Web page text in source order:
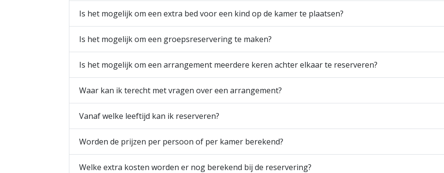
Is het mogelijk om een extra bed voor een kind op de kamer te plaatsen?
Is het mogelijk om een groepsreservering te maken?
Is het mogelijk om een arrangement meerdere keren achter elkaar te reserveren?
Waar kan ik terecht met vragen over een arrangement?
Vanaf welke leeftijd kan ik reserveren?
Worden de prijzen per persoon of per kamer berekend?
Welke extra kosten worden er nog berekend bij de reservering?